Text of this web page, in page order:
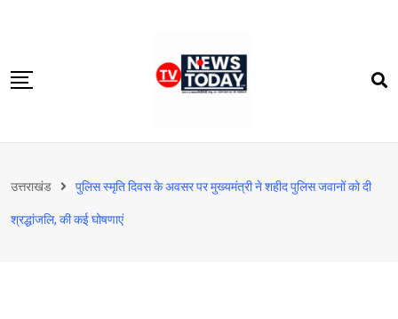
content
दिल्‍ली-एनसीआर
उत्तराखंड
उत्तराखंड पुलिस स्मृति दिवस के अवसर पर मुख्यमंत्री ने शहीद पुलिस जवानों को दी
श्रद्धांजलि, की कई घोषणाएं